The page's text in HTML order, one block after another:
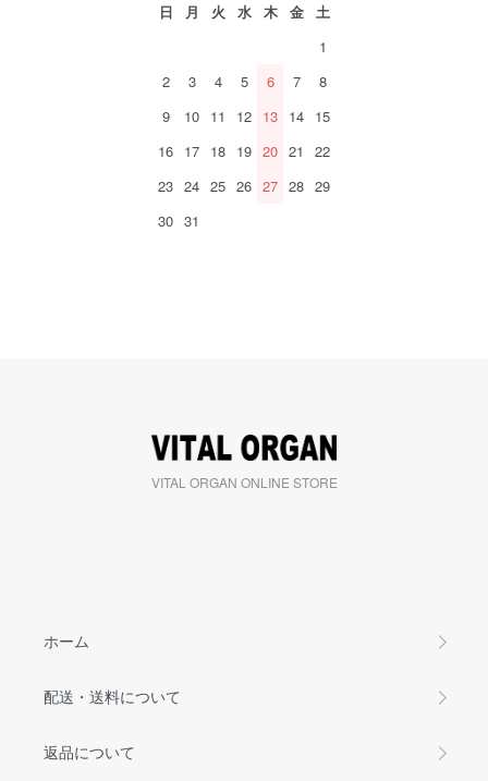
日 月 火 水 木 金
土
1
2
3 4 5 6 7
8
9
10 11 12 13 14 15
16 17 18 19 20 21
22
23 24 25 26 27 28 29
30 31
VITAL ORGAN ONLINE STORE
ホーム
配送・送料について
返品について